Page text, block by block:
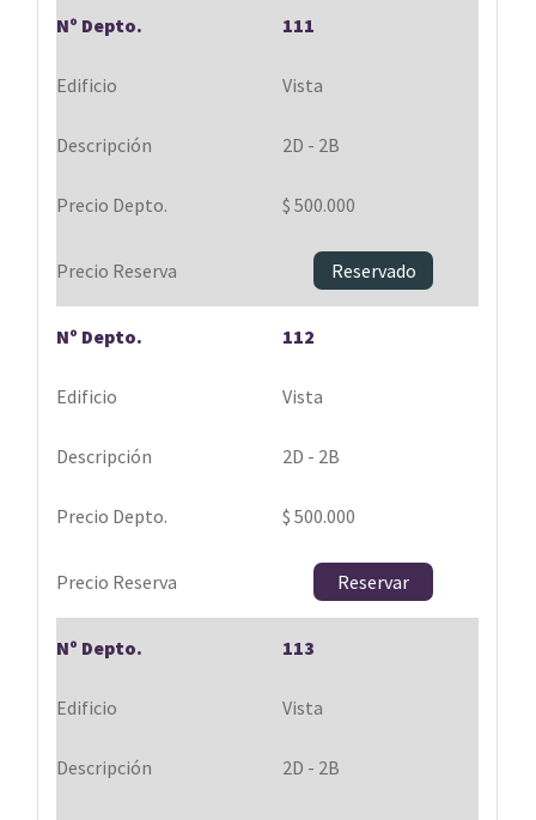
111
Vista
2D - 2B
$ 500.000
Reservado
112
Vista
2D - 2B
$ 500.000
Reservar
113
Vista
2D - 2B